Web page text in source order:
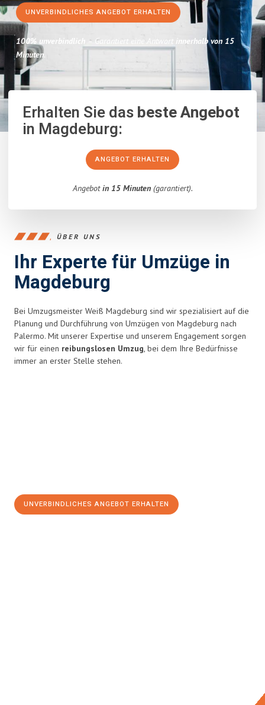
UNVERBINDLICHES ANGEBOT ERHALTEN
100% unverbindlich – Garantiert eine Antwort innerhalb von 15
Minuten.
Erhalten Sie dasbeste Angebot
in Magdeburg:
ANGEBOT ERHALTEN
Angebotin 15 Minuten(garantiert).
ÜBER UNS
Ihr Experte für Umzüge in
Magdeburg
Bei Umzugsmeister Weiß Magdeburg sind wir spezialisiert auf die
Planung und Durchführung von Umzügen von Magdeburg nach
Palermo. Mit unserer Expertise und unserem Engagement sorgen
wir für einen reibungslosen Umzug, bei dem Ihre Bedürfnisse
immer an erster Stelle stehen.
UNVERBINDLICHES ANGEBOT ERHALTEN